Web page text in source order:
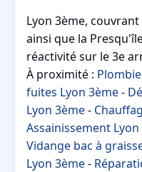
Lyon 3ème,
ainsi que la
réactivité sur le 3e
À proximité :
fuites Lyon 3ème-
Lyon 3ème-
Assainissement
Vidange bac à
Lyon 3ème-